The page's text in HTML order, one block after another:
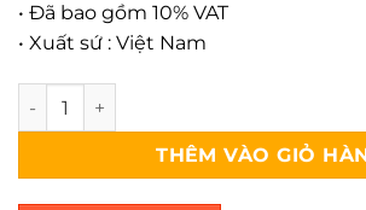
• Đã bao gồm 10% VAT
• Xuất sứ : Việt Nam
GẠCH INAX-3040B/TRP-4 số lượng
THÊM VÀO GIỎ